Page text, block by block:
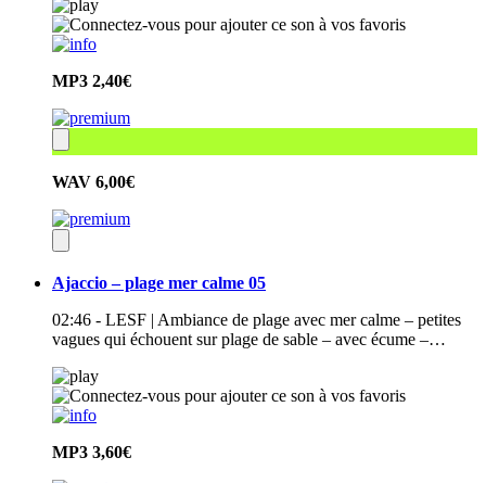
MP3 2,40€
WAV 6,00€
Ajaccio – plage mer calme 05
02:46 - LESF | Ambiance de plage avec mer calme – petites
vagues qui échouent sur plage de sable – avec écume –…
MP3 3,60€